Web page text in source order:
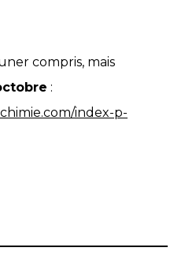
compris, mais
:
index-p-